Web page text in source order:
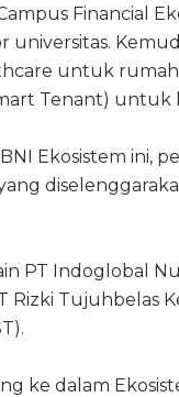
Financial
universitas.
untuk
Tenant) untuk
Ekosistem ini,
PT Indoglobal
Rizki Tujuhbelas
ke dalam